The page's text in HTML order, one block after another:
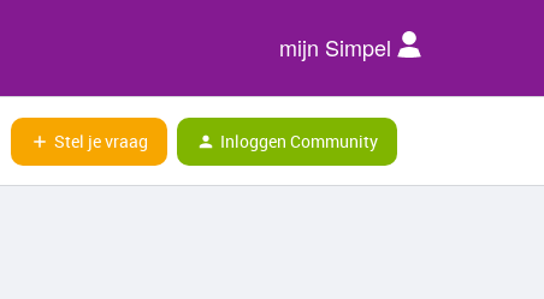
mijn Simpel
Stel je vraag Inloggen Community